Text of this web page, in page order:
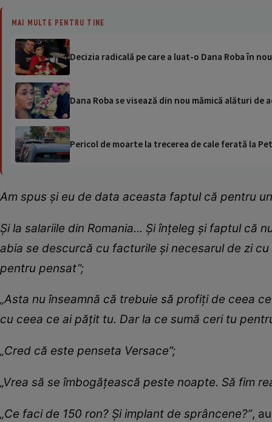
MAI MULTE PENTRU TINE
Decizia radicală pe care a luat-o Dana Roba în
Dana Roba se visează din nou mămică alături
Pericol de moarte la trecerea de cale ferată la
Am spus și eu de data aceasta faptul că pentru
Și la salariile din Romania... Și înțeleg și faptul că
abia se descurcă cu facturile și necesarul de zi
pentru pensat”;
„Asta nu înseamnă că trebuie să profiți de ceea
cu ceea ce ai pățit tu. Dar la ce sumă ceri tu
„Cred că este penseta Versace”;
„Vrea să se îmbogățească peste noapte. Să fim
„Ce faci de 150 ron? Și implant de sprâncene?”,